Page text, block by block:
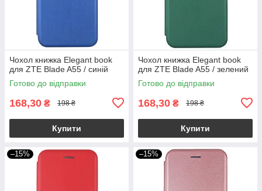
Чохол книжка Elegant book
для ZTE Blade A55 / синій
Готово до відправки
168,30 ₴ 198 ₴
Купити
Чохол книжка Elegant book
для ZTE Blade A55 / зелений
Готово до відправки
168,30 ₴ 198 ₴
Купити
–15% –15%